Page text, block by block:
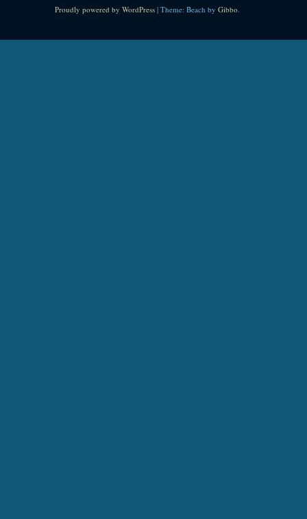
Proudly powered by WordPress | Theme: Beach by Gibbo.